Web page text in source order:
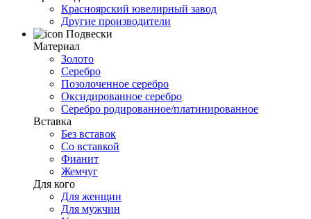
Красноярский ювелирный завод
Другие производители
Подвески
Материал
Золото
Серебро
Позолоченное серебро
Оксидированное серебро
Серебро родированное/платинированное
Вставка
Без вставок
Со вставкой
Фианит
Жемчуг
Для кого
Для женщин
Для мужчин